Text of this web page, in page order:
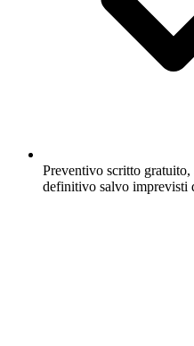
Preventivo scritto
definitivo salvo imprevisti